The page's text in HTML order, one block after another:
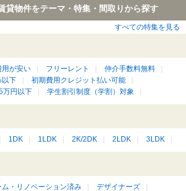
貸物件をテーマ・特集・間取りから探す
すべての特集を見る
用が安い フリーレント
仲介手数料無料
以下
初期費用クレジット払い可能
万円以下 学生割引制度（学割）対象
1DK 1LDK 2K/2DK 2LDK 3LDK
ム・リノベーション済み
デザイナーズ